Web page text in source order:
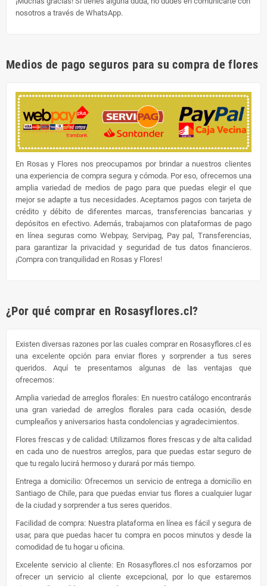
nosotros a través de WhatsApp.
Medios de pago seguros para su compra de flores
En Rosas y Flores nos preocupamos por brindar a nuestros clientes
una experiencia de compra segura y cómoda. Por eso, ofrecemos una
amplia variedad de medios de pago para que puedas elegir el que
mejor se adapte a tus necesidades. Aceptamos pagos con tarjeta de
crédito y débito de diferentes marcas, transferencias bancarias y
depósitos en efectivo. Además, trabajamos con plataformas de pago
en línea seguras como Webpay, Servipag, Pay pal, Transferencias,
para garantizar la privacidad y seguridad de tus datos financieros.
¡Compra con tranquilidad en Rosas y Flores!
¿Por qué comprar en Rosasyflores.cl?
Existen diversas razones por las cuales comprar en Rosasyflores.cl es
una excelente opción para enviar flores y sorprender a tus seres
queridos. Aquí te presentamos algunas de las ventajas que
ofrecemos:
Amplia variedad de arreglos florales: En nuestro catálogo encontrarás
una gran variedad de arreglos florales para cada ocasión, desde
cumpleaños y aniversarios hasta condolencias y agradecimientos.
Flores frescas y de calidad: Utilizamos flores frescas y de alta calidad
en cada uno de nuestros arreglos, para que puedas estar seguro de
que tu regalo lucirá hermoso y durará por más tiempo.
Entrega a domicilio: Ofrecemos un servicio de entrega a domicilio en
Santiago de Chile, para que puedas enviar tus flores a cualquier lugar
de la ciudad y sorprender a tus seres queridos.
Facilidad de compra: Nuestra plataforma en línea es fácil y segura de
usar, para que puedas hacer tu compra en pocos minutos y desde la
comodidad de tu hogar u oficina.
Excelente servicio al cliente: En Rosasyflores.cl nos esforzamos por
ofrecer un servicio al cliente excepcional, por lo que estaremos